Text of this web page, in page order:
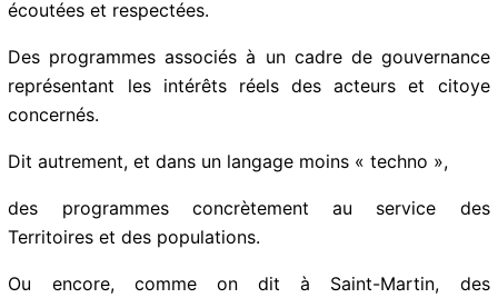
pleinement territorialisés, adossés à des collectivités
Des programmes associés à un cadre de gouvernance
représentant les intérêts réels des acteurs et citoye
des programmes concrètement au service des